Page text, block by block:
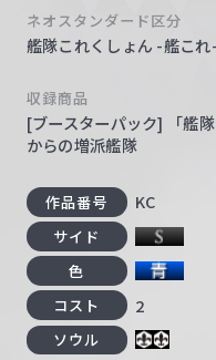
ネオスタンダード区分
艦隊これくしょん -艦これ-
収録商品
[ブースターパック] 「艦
からの増派艦隊
作品番号 KC
サイド
色
コスト 2
ソウル